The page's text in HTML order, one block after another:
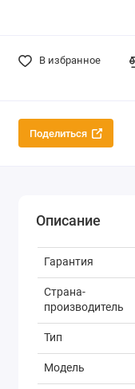
В избранное
Поделиться
Описание
Гарантия
Страна-
производитель
Тип
Модель